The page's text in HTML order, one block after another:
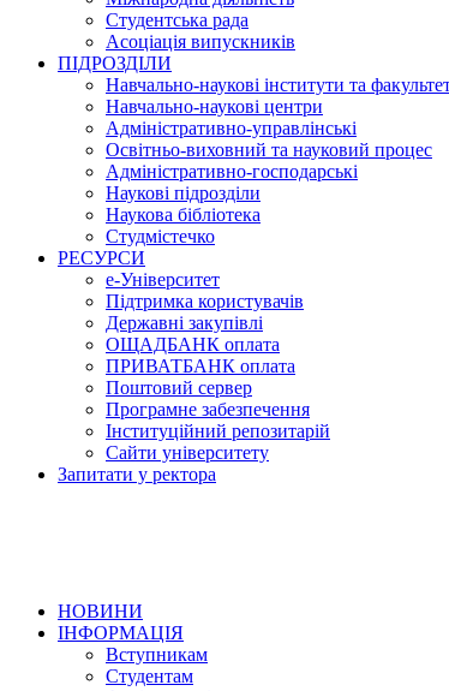
Студентська рада
Асоціація випускників
ПІДРОЗДІЛИ
Навчально-наукові інститути та
Навчально-наукові центри
Адміністративно-управлінські
Освітньо-виховний та науковий процес
Адміністративно-господарські
Наукові підрозділи
Наукова бібліотека
Студмістечко
РЕСУРСИ
е-Університет
Підтримка користувачів
Державні закупівлі
ОЩАДБАНК оплата
ПРИВАТБАНК оплата
Поштовий сервер
Програмне забезпечення
Інституційний репозитарій
Сайти університету
Запитати у ректора
НОВИНИ
ІНФОРМАЦІЯ
Вступникам
Студентам